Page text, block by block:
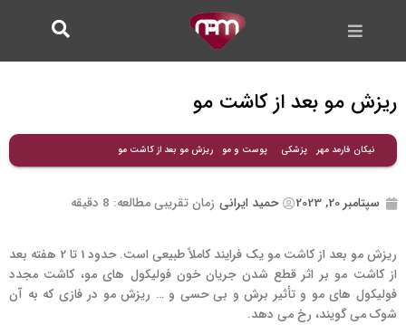
ریزش مو بعد از کاشت مو
نیکان فارمد مهر پزشکی پوست و مو ریزش مو بعد از کاشت مو
سپتامبر 20, 2023 حمید ایرانی زمان تقریبی مطالعه: 8 دقیقه
ریزش مو بعد از کاشت مو یک فرایند کاملاً طبیعی است. حدود 1 تا 2 هفته بعد
از کاشت مو بر اثر قطع شدن جریان خون فولیکول های مو، کاشت مجدد
فولیکول های مو و تأثیر برش و بی حسی و … ریزش مو در فازی که به آن
شوک می گویند، رخ می دهد.